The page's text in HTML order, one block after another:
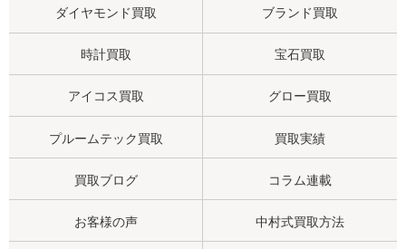
ダイヤモンド買取 ブランド買取
時計買取 宝石買取
アイコス買取 グロー買取
プルームテック買取 買取実績
買取ブログ コラム連載
お客様の声 中村式買取方法